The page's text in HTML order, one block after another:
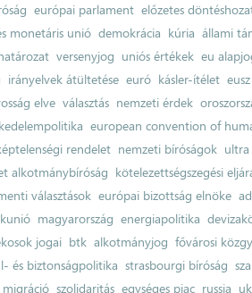
európai parlament előzetes
monetáris unió demokrácia kúria állami
versenyjog uniós értékek eu
irányelvek átültetése euró kásler-ítélet
elve választás nemzeti érdek
european convention of
rendelet nemzeti bíróságok ultra
alkotmánybíróság kötelezettségszegési
választások európai bizottság elnöke
magyarország energiapolitika
jogai btk alkotmányjog fővárosi
és biztonságpolitika strasbourgi bíróság
migráció szolidaritás egységes piac russia